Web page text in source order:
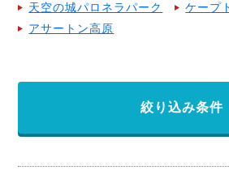
天空の城パロネラパーク
ケープ
アサートン高原
絞り込み条件